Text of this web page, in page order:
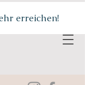
erreichen!